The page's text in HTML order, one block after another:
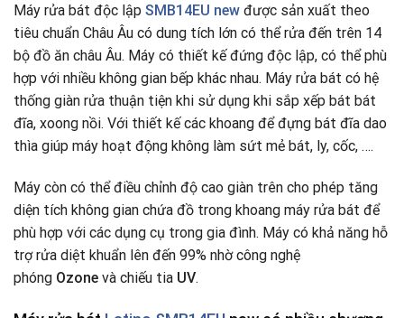
Máy rửa bát độc lập SMB14EU new được sản xuất theo
tiêu chuẩn Châu Âu có dung tích lớn có thể rửa đến trên 14
bộ đồ ăn châu Âu. Máy có thiết kế đứng độc lập, có thể phù
hợp với nhiều không gian bếp khác nhau. Máy rửa bát có hệ
thống giàn rửa thuận tiện khi sử dụng khi sắp xếp bát bát
đĩa, xoong nồi. Với thiết kế các khoang để đựng bát đĩa dao
thìa giúp máy hoạt động không làm sứt mẻ bát, ly, cốc, ….
Máy còn có thể điều chỉnh độ cao giàn trên cho phép tăng
diện tích không gian chứa đồ trong khoang máy rửa bát để
phù hợp với các dụng cụ trong gia đình. Máy có khả năng hỗ
trợ rửa diệt khuẩn lên đến 99% nhờ công nghệ
phóng Ozone và chiếu tia UV.